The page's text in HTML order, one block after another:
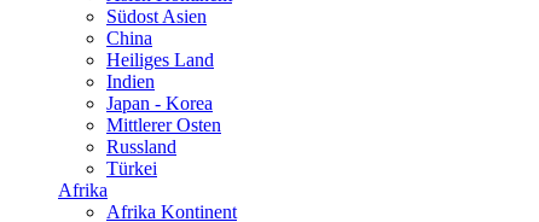
Südost Asien
China
Heiliges Land
Indien
Japan - Korea
Mittlerer Osten
Russland
Türkei
Afrika
Afrika Kontinent